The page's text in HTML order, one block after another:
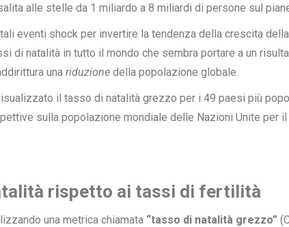
alle stelle da 1 miliardo a 8 miliardi di persone sul
eventi shock per invertire la tendenza della crescita della
di natalità in tutto il mondo che sembra portare a un
una riduzione della popolazione globale.
il tasso di natalità grezzo per i 49 paesi più
sulla popolazione mondiale delle Nazioni Unite per il
rispetto ai tassi di fertilità
una metrica chiamata “tasso di natalità grezzo”